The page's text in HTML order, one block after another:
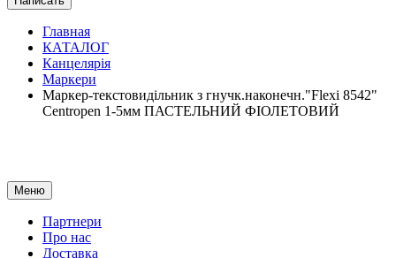
Главная
КАТАЛОГ
Канцелярія
Маркери
Маркер-текстовидільник з гнучк.наконечн."Flexi 8542"
Centropen 1-5мм ПАСТЕЛЬНИЙ ФІОЛЕТОВИЙ
Меню
Партнери
Про нас
Доставка